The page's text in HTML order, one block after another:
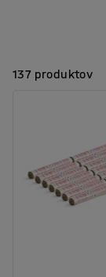
137 produktov